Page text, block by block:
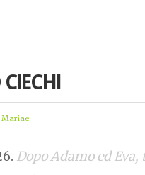
Mariae
Dopo Adamo ed